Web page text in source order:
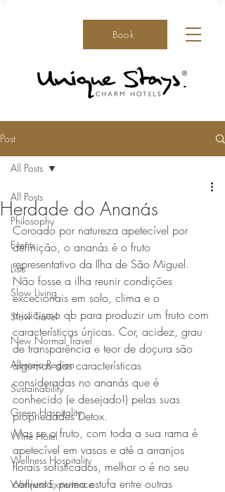
Book
Post
All Posts
Philosophy
Events
Lists
Slow Living
Slow Travel
New Normal Travel
Alentejo Region
Sustainability
Green Hospitality
Wine Hotel
Wellness Hospitality
Wellness Experience
All Posts
Herdade do Ananás
Coroado por natureza apetecível por
definição, o ananás é o fruto
representativo da Ilha de São Miguel.
Não fosse a ilha reunir condições
excecionais em solo, clima e o
misticismo qb para produzir um fruto com
características únicas. Cor, acidez, grau
de transparência e teor de doçura são
algumas das características
consideradas no ananás que é
conhecido (e desejado!) pelas suas
propriedades Detox.
Mas se o fruto, com toda a sua rama é
apetecível em vasos e até a arranjos
florais sofisticados, melhor o é no seu
conjunto, numa estufa entre outras